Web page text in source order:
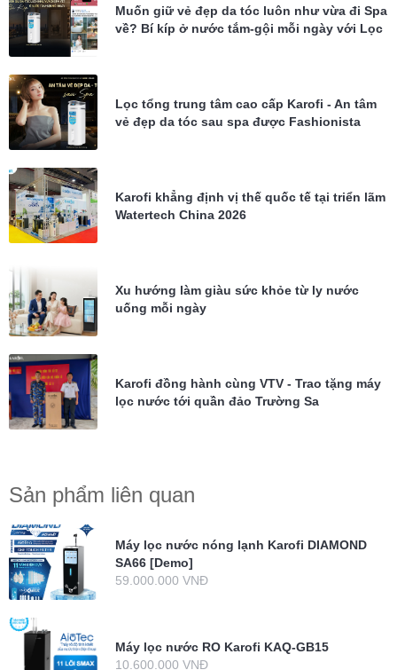
Muốn giữ vẻ đẹp da tóc luôn như vừa đi Spa
về? Bí kíp ở nước tắm-gội mỗi ngày với Lọc
Lọc tổng trung tâm cao cấp Karofi - An tâm
vẻ đẹp da tóc sau spa được Fashionista
Karofi khẳng định vị thế quốc tế tại triển lãm
Watertech China 2026
Xu hướng làm giàu sức khỏe từ ly nước
uống mỗi ngày
Karofi đồng hành cùng VTV - Trao tặng máy
lọc nước tới quần đảo Trường Sa
Sản phẩm liên quan
Máy lọc nước nóng lạnh Karofi DIAMOND
SA66 [Demo]
59.000.000 VNĐ
Máy lọc nước RO Karofi KAQ-GB15
10.600.000 VNĐ